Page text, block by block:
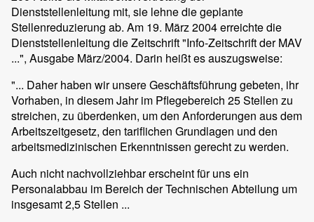
Dienststellenleitung mit, sie lehne die geplante
Stellenreduzierung ab. Am 19. März 2004 erreichte die
Dienststellenleitung die Zeitschrift "Info-Zeitschrift der MAV
...", Ausgabe März/2004. Darin heißt es auszugsweise:
"... Daher haben wir unsere Geschäftsführung gebeten, ihr
Vorhaben, in diesem Jahr im Pflegebereich 25 Stellen zu
streichen, zu überdenken, um den Anforderungen aus dem
Arbeitszeitgesetz, den tariflichen Grundlagen und den
arbeitsmedizinischen Erkenntnissen gerecht zu werden.
Auch nicht nachvollziehbar erscheint für uns ein
Personalabbau im Bereich der Technischen Abteilung um
insgesamt 2,5 Stellen ...